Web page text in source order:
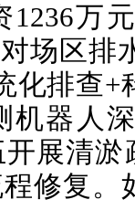
1236万
场区排
化排查
机器人
展清
修复。